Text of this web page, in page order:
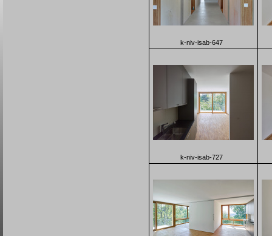
k-niv-isab-647
k-niv-isab-727